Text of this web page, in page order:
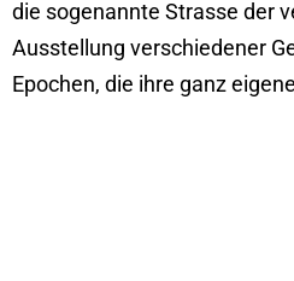
die sogenannte Strasse der
Ausstellung verschiedener
Epochen, die ihre ganz